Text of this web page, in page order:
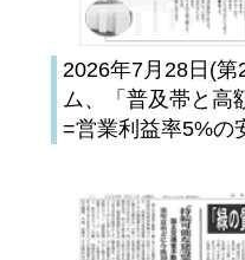
2026年7月28日(
ム、「普及帯と高
=営業利益率5%の